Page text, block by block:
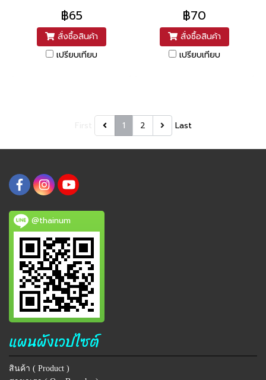
฿65
สั่งซื้อสินค้า
เปรียบเทียบ
฿70
สั่งซื้อสินค้า
เปรียบเทียบ
1 2 Last
@thainum
แผนผังเวปไซต์
สินค้า ( Product )